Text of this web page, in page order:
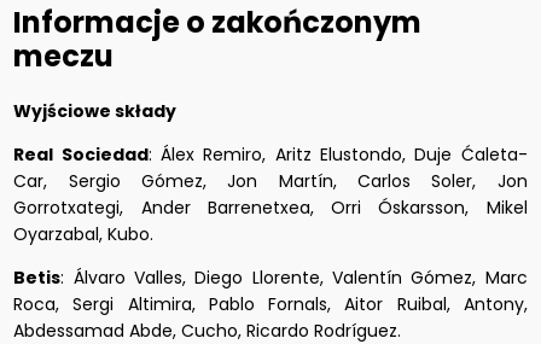
Informacje o zakończonym
meczu
Wyjściowe składy
Real Sociedad: Álex Remiro, Aritz Elustondo, Duje Ćaleta-
Car, Sergio Gómez, Jon Martín, Carlos Soler, Jon
Gorrotxategi, Ander Barrenetxea, Orri Óskarsson, Mikel
Oyarzabal, Kubo.
Betis: Álvaro Valles, Diego Llorente, Valentín Gómez, Marc
Roca, Sergi Altimira, Pablo Fornals, Aitor Ruibal, Antony,
Abdessamad Abde, Cucho, Ricardo Rodríguez.